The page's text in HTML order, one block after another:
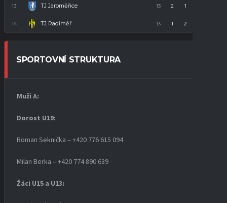
13 TJ Jaroměřice 13 2 1
14 TJ Radiměř 13 1 2
SPORTOVNÍ STRUKTURA
Muži A:
Dorost U19:
Roman Seknička – +420 776 615 094
Milan Berka – +420 774 890 639
Žáci U15 a U13: